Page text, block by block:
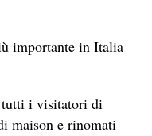
importante in Italia
tutti i visitatori di
maison e rinomati